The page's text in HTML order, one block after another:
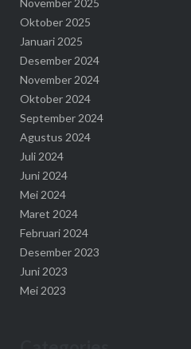
November 2025
Oktober 2025
Januari 2025
Desember 2024
November 2024
Oktober 2024
September 2024
Agustus 2024
Juli 2024
Juni 2024
Mei 2024
Maret 2024
Februari 2024
Desember 2023
Juni 2023
Mei 2023